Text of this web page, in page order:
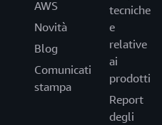
AWS
Novità
Blog
Comunicati
stampa
tecniche
e
relative
ai
prodotti
Report
degli